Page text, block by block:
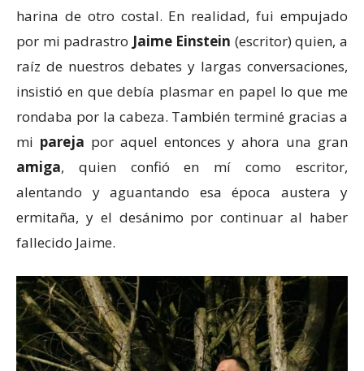
harina de otro costal. En realidad, fui empujado
por mi padrastro Jaime Einstein (escritor) quien, a
raíz de nuestros debates y largas conversaciones,
insistió en que debía plasmar en papel lo que me
rondaba por la cabeza. También terminé gracias a
mi pareja por aquel entonces y ahora una gran
amiga, quien confió en mí como escritor,
alentando y aguantando esa época austera y
ermitaña, y el desánimo por continuar al haber
fallecido Jaime.